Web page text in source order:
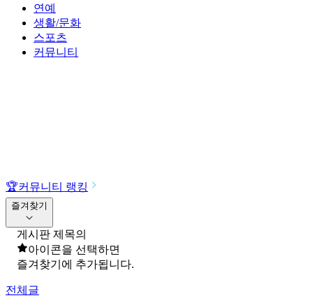
연예
생활/문화
스포츠
커뮤니티
🏆커뮤니티 랭킹
즐겨찾기
게시판 제목의
아이콘을 선택하면
즐겨찾기에 추가됩니다.
전체글